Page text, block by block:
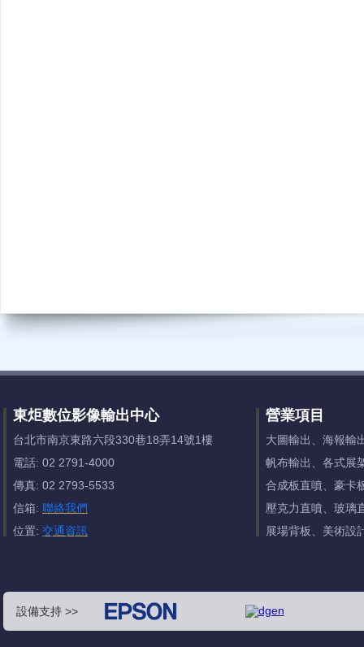
東炬數位影像輸出中心
台北市南京東路六段330巷18弄14號1樓
電話: 02 2791-4000
傳真: 02 2793-5533
信箱: 聯絡我們
位置: 交通資訊
營業項目
大圖輸出、海報輸
帆布輸出、各式展
合成板直噴、豪卡
壓克力直噴、玻璃
展場背板、美術設
設備支持 >>